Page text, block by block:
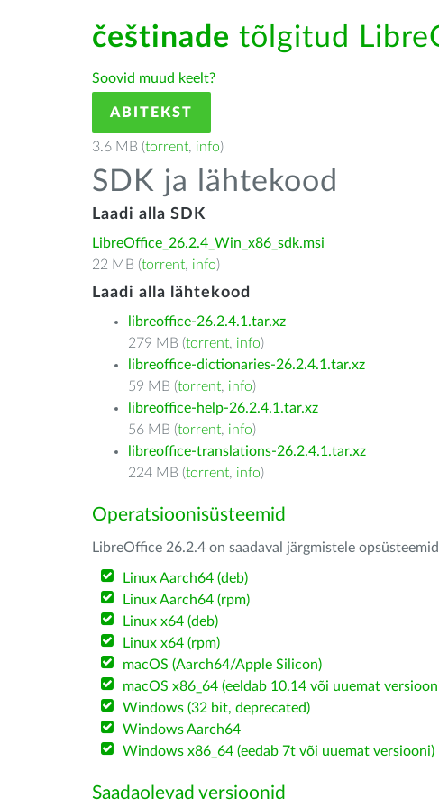
češtinade tõlgitud
Soovid muud keelt?
ABITEKST
3.6 MB (torrent, info)
SDK ja lähtekood
Laadi alla SDK
LibreOffice_26.2.4_Win_x86_sdk.msi
22 MB (torrent, info)
Laadi alla lähtekood
libreoffice-26.2.4.1.tar.xz
279 MB (torrent, info)
libreoffice-dictionaries-26.2.4.1.tar.xz
59 MB (torrent, info)
libreoffice-help-26.2.4.1.tar.xz
56 MB (torrent, info)
libreoffice-translations-26.2.4.1.tar.xz
224 MB (torrent, info)
Operatsioonisüsteemid
LibreOffice 26.2.4 on saadaval järgmistele
Linux Aarch64 (deb)
Linux Aarch64 (rpm)
Linux x64 (deb)
Linux x64 (rpm)
macOS (Aarch64/Apple Silicon)
macOS x86_64 (eeldab 10.14 või uuemat
Windows (32 bit, deprecated)
Windows Aarch64
Windows x86_64 (eedab 7t või uuemat versiooni)
Saadaolevad versioonid